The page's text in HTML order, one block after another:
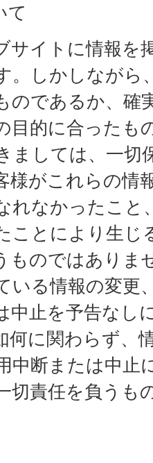
て
サイトに情報を
。しかしながら
のであるか、確
目的に合ったも
ましては、一切
様がこれらの情
れなかったこ
ことにより生じ
ものではありま
いる情報の変更
中止を予告なし
何に関わらず、
中断または中止
切責任を負うも